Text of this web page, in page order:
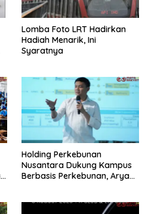
Lomba Foto LRT Hadirkan
Hadiah Menarik, Ini
Syaratnya
Holding Perkebunan
Nusantara Dukung Kampus
Berbasis Perkebunan, Arya
Pertama Magister ITSI